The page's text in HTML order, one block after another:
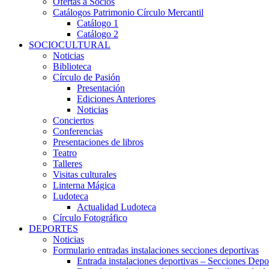
Catálogos Patrimonio Círculo Mercantil
Catálogo 1
Catálogo 2
SOCIOCULTURAL
Noticias
Biblioteca
Círculo de Pasión
Presentación
Ediciones Anteriores
Noticias
Conciertos
Conferencias
Presentaciones de libros
Teatro
Talleres
Visitas culturales
Linterna Mágica
Ludoteca
Actualidad Ludoteca
Círculo Fotográfico
DEPORTES
Noticias
Formulario entradas instalaciones secciones deportivas
Entrada instalaciones deportivas – Secciones